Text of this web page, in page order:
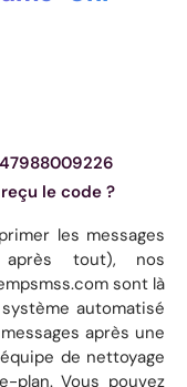
le code ?
les messages
tout), nos
sont là
automatisé
après une
de nettoyage
plan. Vous pouvez